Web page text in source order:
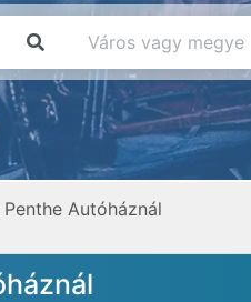
Autóháznál